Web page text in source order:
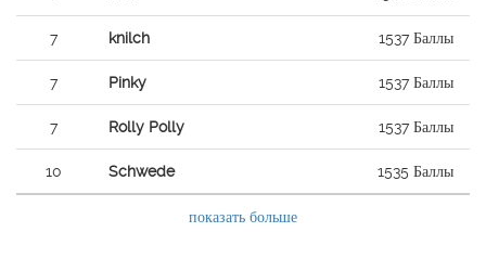
7 knilch 1537 Баллы
7 Pinky 1537 Баллы
7 Rolly Polly 1537 Баллы
10 Schwede 1535 Баллы
показать больше